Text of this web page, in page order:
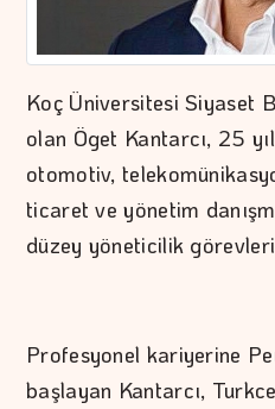
Koç Üniversitesi Siyaset
olan Öget Kantarcı, 25
otomotiv,
ticaret ve yönetim
düzey yöneticilik
Profesyonel kariyerine
başlayan Kantarcı,